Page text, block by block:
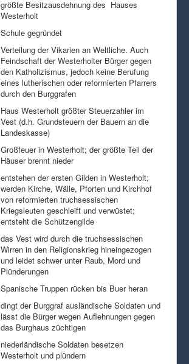
größte Besitzausdehnung des Hauses
Westerholt
Schule gegründet
Verteilung der Vikarien an Weltliche. Auch
Feindschaft der Westerholter Bürger gegen
den Katholizismus, jedoch keine Berufung
eines lutherischen oder reformierten Pfarrers
durch den Burggrafen
Haus Westerholt größter Steuerzahler im
Vest (d.h. Grundsteuern der Bauern an die
Landeskasse)
Großfeuer in Westerholt; der größte Teil der
Häuser brennt nieder
entstehen der ersten Gilden in Westerholt;
werden Kirche, Wälle, Pforten und Kirchhof
von reformierten truchsessischen
Kriegsleuten geschleift und verwüstet;
entsteht die Schützengilde
das Vest wird durch die truchsessischen
Wirren in den Religionskrieg hineingezogen
und leidet schwer unter Raub, Mord und
Plünderungen
Spanische Truppen rücken bis Buer heran
dingt der Burggraf ausländische Soldaten und
lässt die Bürger wegen Auflehnungen gegen
das Burghaus züchtigen
niederländische Soldaten besetzen
Westerholt und plündern